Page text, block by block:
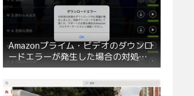
Amazonプライム・ビデオのダウンロ
ードエラーが発生した場合の対処方
法